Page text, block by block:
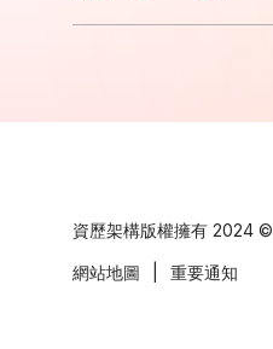
資歷架構版權擁有 2024 ©
網站地圖 重要通知